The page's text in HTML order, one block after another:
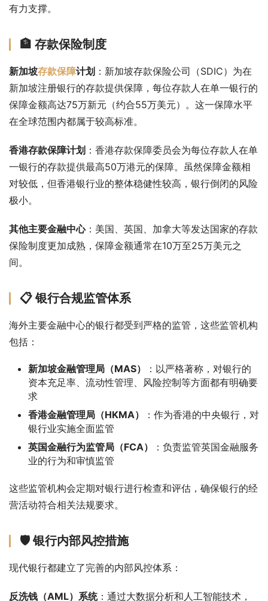
有力支撑。
🏦 存款保险制度
新加坡存款保障计划 ：新加坡存款保险公司（SDIC）为在
新加坡注册银行的存款提供保障，每位存款人在单一银行的
保障金额高达75万新元（约合55万美元）。这一保障水平
在全球范围内都属于较高标准。
香港存款保障计划 ：香港存款保障委员会为每位存款人在单
一银行的存款提供最高50万港元的保障。虽然保障金额相
对较低，但香港银行业的整体稳健性较高，银行倒闭的风险
极小。
其他主要金融中心：美国、英国、加拿大等发达国家的存款
保险制度更加成熟，保障金额通常在10万至25万美元之
间。
📋 银行合规监管体系
海外主要金融中心的银行都受到严格的监管，这些监管机构
包括：
新加坡金融管理局（MAS）
：以严格著称，对银行的
资本充足率、流动性管理、风险控制等方面都有明确要
求
香港金融管理局（HKMA）
：作为香港的中央银行，对
银行业实施全面监管
英国金融行为监管局（FCA）
：负责监管英国金融服务
业的行为和审慎监管
这些监管机构会定期对银行进行检查和评估，确保银行的经
营活动符合相关法规要求。
🛡️ 银行内部风控措施
现代银行都建立了完善的内部风控体系：
反洗钱（AML）系统：通过大数据分析和人工智能技术，